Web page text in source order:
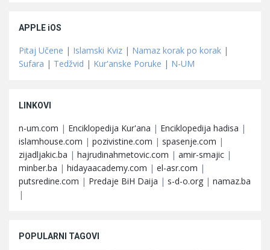
APPLE iOS
Pitaj Učene | Islamski Kviz | Namaz korak po korak |
Sufara | Tedžvid | Kur'anske Poruke | N-UM
LINKOVI
n-um.com | Enciklopedija Kur'ana | Enciklopedija hadisa |
islamhouse.com | pozivistine.com | spasenje.com |
zijadljakic.ba | hajrudinahmetovic.com | amir-smajic |
minber.ba | hidayaacademy.com | el-asr.com |
putsredine.com | Predaje BiH Daija | s-d-o.org | namaz.ba
|
POPULARNI TAGOVI